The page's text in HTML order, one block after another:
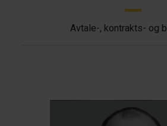
Avtale-, kontrakts- og